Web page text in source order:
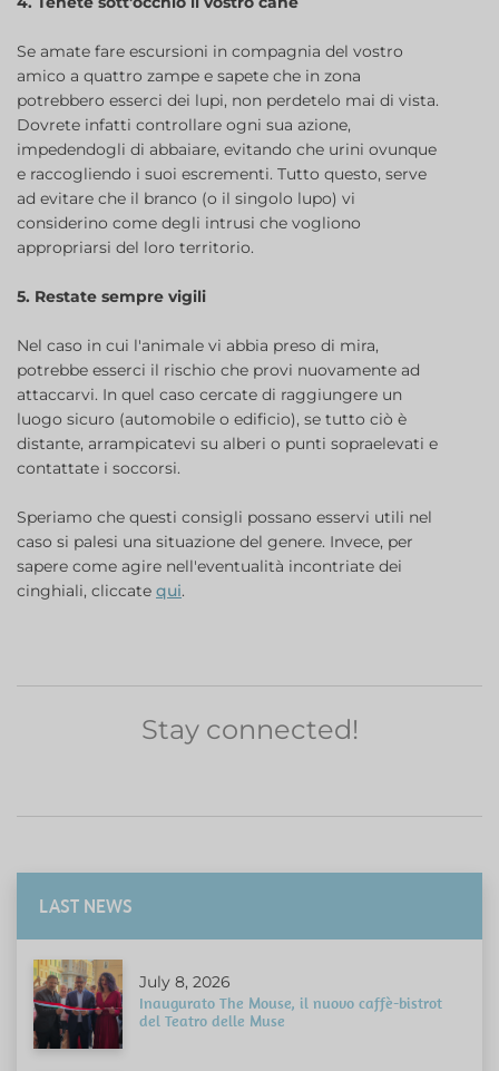
Se amate fare escursioni in compagnia del vostro
amico a quattro zampe e sapete che in zona
potrebbero esserci dei lupi, non perdetelo mai di vista.
Dovrete infatti controllare ogni sua azione,
impedendogli di abbaiare, evitando che urini ovunque
e raccogliendo i suoi escrementi. Tutto questo, serve
ad evitare che il branco (o il singolo lupo) vi
considerino come degli intrusi che vogliono
appropriarsi del loro territorio.
5. Restate sempre vigili
Nel caso in cui l'animale vi abbia preso di mira,
potrebbe esserci il rischio che provi nuovamente ad
attaccarvi. In quel caso cercate di raggiungere un
luogo sicuro (automobile o edificio), se tutto ciò è
distante, arrampicatevi su alberi o punti sopraelevati e
contattate i soccorsi.
Speriamo che questi consigli possano esservi utili nel
caso si palesi una situazione del genere. Invece, per
sapere come agire nell'eventualità incontriate dei
cinghiali, cliccate qui.
Stay connected!
LAST NEWS
July 8, 2026
Inaugurato The Mouse, il nuovo caffè-bistrot
del Teatro delle Muse